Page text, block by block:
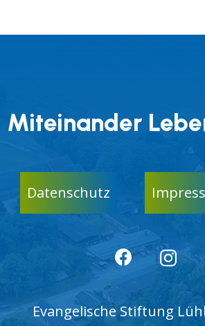
Miteinander
Datenschutz
Evangelische Stiftung